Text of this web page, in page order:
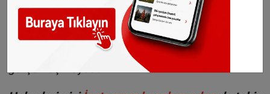
Almanya'da hükümeti oluşturan koalisyon
ortaklarının öngördükleri gibi kenevir
ürünlerinin genel serbest satışı şimdilik